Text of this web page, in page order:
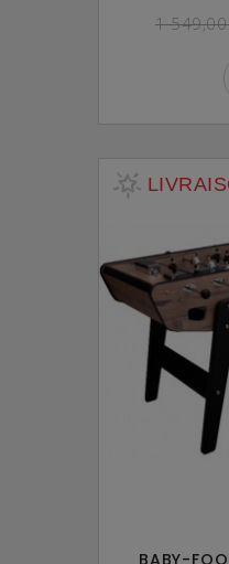
1
BABY-